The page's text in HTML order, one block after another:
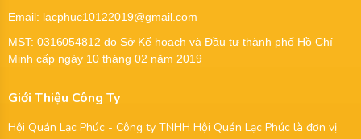
Email: lacphuc10122019@gmail.com
MST: 0316054812 do Sở Kế hoạch và Đầu tư thành phố Hồ Chí
Minh cấp ngày 10 tháng 02 năm 2019
Giới Thiệu Công Ty
Hội Quán Lạc Phúc - Công ty TNHH Hội Quán Lạc Phúc là đơn vị